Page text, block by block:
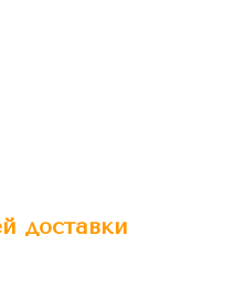
доставки